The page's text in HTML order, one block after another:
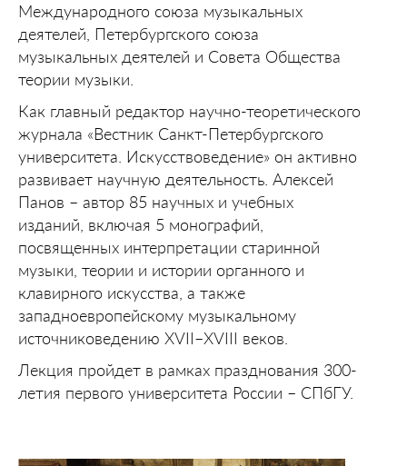
Международного союза музыкальных
деятелей, Петербургского союза
музыкальных деятелей и Совета Общества
теории музыки.
Как главный редактор научно-теоретического
журнала «Вестник Санкт-Петербургского
университета. Искусствоведение» он активно
развивает научную деятельность. Алексей
Панов – автор 85 научных и учебных
изданий, включая 5 монографий,
посвященных интерпретации старинной
музыки, теории и истории органного и
клавирного искусства, а также
западноевропейскому музыкальному
источниковедению XVII–XVIII веков.
Лекция пройдет в рамках празднования 300-
летия первого университета России – СПбГУ.